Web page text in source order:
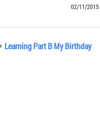
02/11/
Learning Part B My Birthday